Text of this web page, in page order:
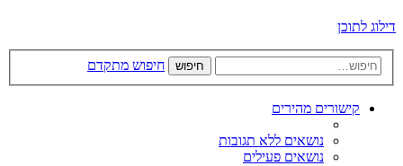
דילוג לתוכן
חיפוש חיפוש מתקדם
קישורים מהירים
נושאים ללא תגובות
נושאים פעילים